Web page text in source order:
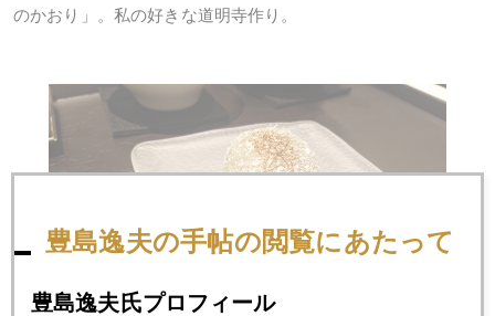
のかおり」。私の好きな道明寺作り。
豊島逸夫の手帖の閲覧にあたって
豊島逸夫氏プロフィール